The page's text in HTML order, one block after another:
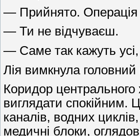
— Прийнято. Операція
— Ти не відчуваєш.
— Саме так кажуть
Лія вимкнула
Коридор центрального
виглядати спокійним.
каналів, водних
медичні блоки,